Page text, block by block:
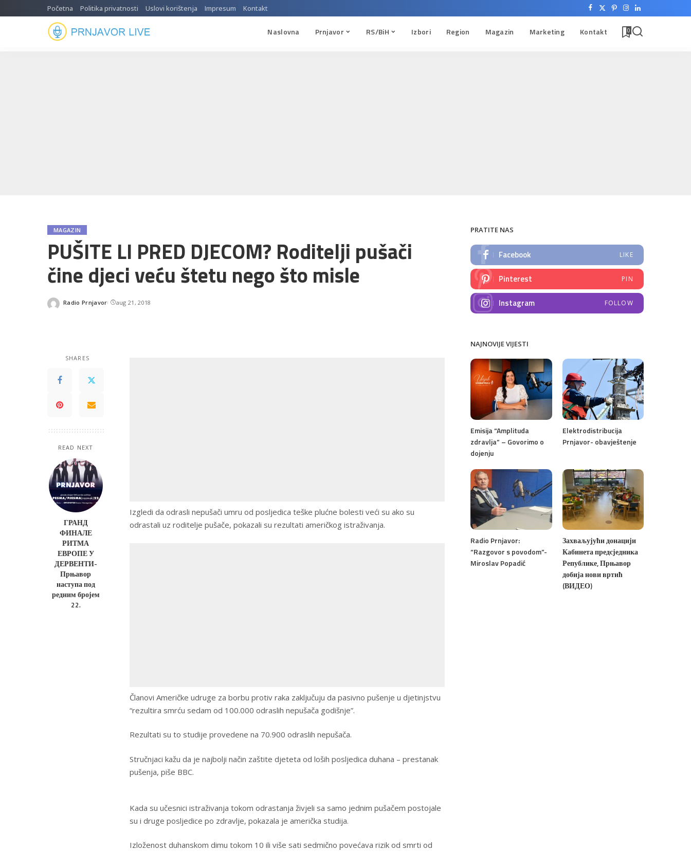
Početna Politika privatnosti Uslovi korištenja Impresum Kontakt
Naslovna Prnjavor RS/BiH Izbori Region Magazin Marketing Kontakt 0
MAGAZIN
PUŠITE LI PRED DJECOM? Roditelji pušači
čine djeci veću štetu nego što misle
Posted
Radio Prnjavor aug 21, 2018
SHARES
READ NEXT
ГРАНД
ФИНАЛЕ
РИТМА
ЕВРОПЕ У
ДЕРВЕНТИ-
Прњавор
наступа под
редним бројем
22.
Izgledi da odrasli nepušači umru od posljedica teške plućne bolesti veći su ako su
odrastali uz roditelje pušače, pokazali su rezultati američkog istraživanja.
Članovi Američke udruge za borbu protiv raka zaključuju da pasivno pušenje u djetinjstvu
“rezultira smrću sedam od 100.000 odraslih nepušača godišnje”.
Rezultati su to studije provedene na 70.900 odraslih nepušača.
Stručnjaci kažu da je najbolji način zaštite djeteta od loših posljedica duhana – prestanak
pušenja, piše BBC.
Kada su učesnici istraživanja tokom odrastanja živjeli sa samo jednim pušačem postojale
su i druge posljedice po zdravlje, pokazala je američka studija.
Izloženost duhanskom dimu tokom 10 ili više sati sedmično povećava rizik od smrti od
PRATITE NAS
Facebook LIKE
Pinterest PIN
Instagram FOLLOW
NAJNOVIJE VIJESTI
Emisija “Amplituda
zdravlja” – Govorimo o
dojenju
Elektrodistribucija
Prnjavor- obavještenje
Radio Prnjavor:
“Razgovor s povodom”-
Miroslav Popadić
Захваљујући донацији
Кабинета предсједника
Републике, Прњавор
добија нови вртић
(ВИДЕО)